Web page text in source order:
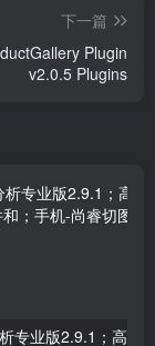
下一篇
Plugin
v2.0.5 Plugins